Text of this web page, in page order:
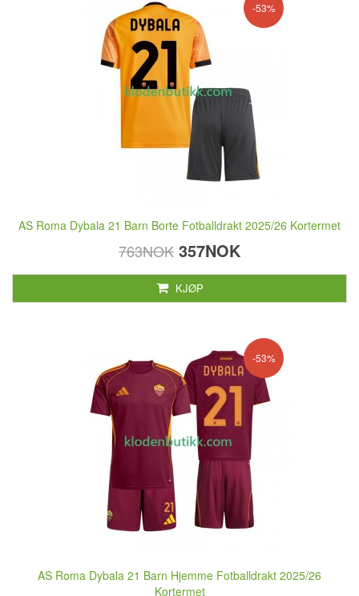
-53%
AS Roma Dybala 21 Barn Borte Fotballdrakt 2025/26 Kortermet
763NOK 357NOK
KJØP
-53%
AS Roma Dybala 21 Barn Hjemme Fotballdrakt 2025/26
Kortermet